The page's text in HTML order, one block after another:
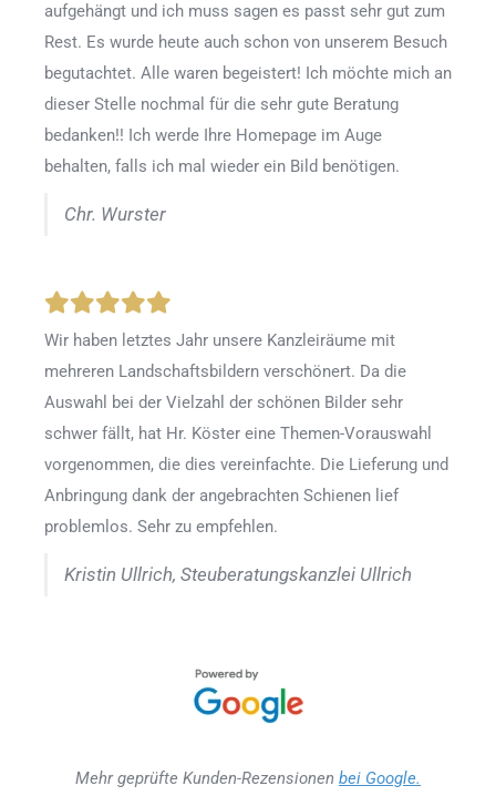
aufgehängt und ich muss sagen es passt sehr gut zum
Rest. Es wurde heute auch schon von unserem Besuch
begutachtet. Alle waren begeistert! Ich möchte mich an
dieser Stelle nochmal für die sehr gute Beratung
bedanken!! Ich werde Ihre Homepage im Auge
behalten, falls ich mal wieder ein Bild benötigen.
Chr. Wurster
Wir haben letztes Jahr unsere Kanzleiräume mit
mehreren Landschaftsbildern verschönert. Da die
Auswahl bei der Vielzahl der schönen Bilder sehr
schwer fällt, hat Hr. Köster eine Themen-Vorauswahl
vorgenommen, die dies vereinfachte. Die Lieferung und
Anbringung dank der angebrachten Schienen lief
problemlos. Sehr zu empfehlen.
Kristin Ullrich, Steuberatungskanzlei Ullrich
Mehr geprüfte Kunden-Rezensionen bei Google.